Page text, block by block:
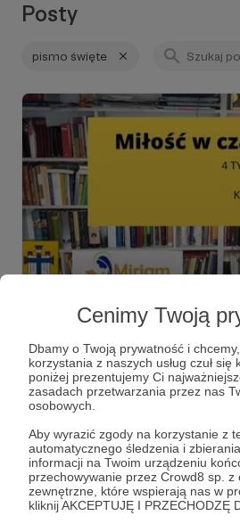
Cenimy Twoją
Dbamy o Twoją prywatność i
korzystania z naszych usług czuł
poniżej prezentujemy Ci
zasadach przetwarzania przez nas
osobowych.
Aby wyrazić zgody na korzystanie z
automatycznego śledzenia i
informacji na Twoim urządzeniu
przechowywanie przez Crowd8 sp.
zewnętrzne, które wspierają nas w
kliknij AKCEPTUJĘ I PRZECHODZĘ
Posty
pismo święte
# 4 Ewangelie w 4
#4Ewangeliew4Tygodnie, to było
Bożą pomocą się udało :)
ewangelizacja youtube